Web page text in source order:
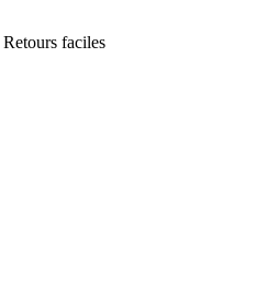
Retours faciles